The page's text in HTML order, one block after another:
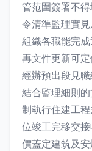
管范圍簽署不
令清準監理實
組織各職能完
再文件更新可
經辦預出段見
結合監理細則
制執行住建工
位竣工完移交
價蓋定建筑及